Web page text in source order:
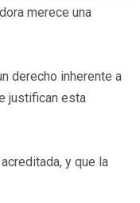
merece una
derecho inherente a
justifican esta
y que la